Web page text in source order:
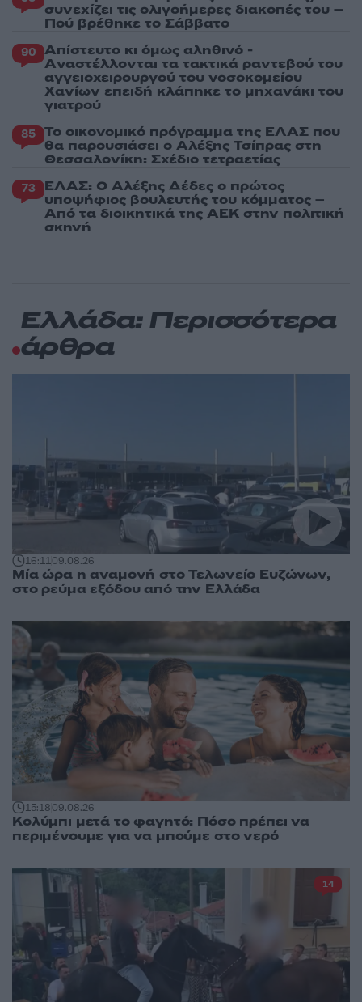
συνεχίζει τις ολιγοήμερες διακοπές του –
Πού βρέθηκε το Σάββατο
90 Απίστευτο κι όμως αληθινό -
Aναστέλλονται τα τακτικά ραντεβού του
αγγειοχειρουργού του νοσοκομείου
Χανίων επειδή κλάπηκε το μηχανάκι του
γιατρού
85 Το οικονομικό πρόγραμμα της ΕΛΑΣ που
θα παρουσιάσει ο Αλέξης Τσίπρας στη
Θεσσαλονίκη: Σχέδιο τετραετίας
73 ΕΛΑΣ: Ο Αλέξης Δέδες ο πρώτος
υποψήφιος βουλευτής του κόμματος –
Από τα διοικητικά της ΑΕΚ στην πολιτική
σκηνή
Ελλάδα: Περισσότερα
άρθρα
16:1109.08.26
Μία ώρα η αναμονή στο Τελωνείο Ευζώνων,
στο ρεύμα εξόδου από την Ελλάδα
15:1809.08.26
Κολύμπι μετά το φαγητό: Πόσο πρέπει να
περιμένουμε για να μπούμε στο νερό
14